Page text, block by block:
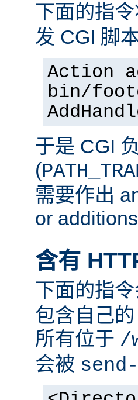
下面的指
发 CGI 脚
Action
bin/
于是 CGI
(
需要作出
or
含有
下面的指令
包含自己
所有位于 /
会被